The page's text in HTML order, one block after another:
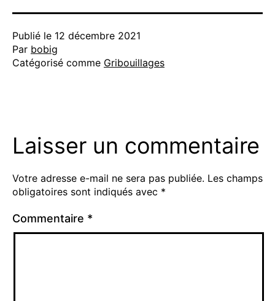
Publié le 12 décembre 2021
Par bobig
Catégorisé comme Gribouillages
Laisser un commentaire
Votre adresse e-mail ne sera pas publiée. Les champs
obligatoires sont indiqués avec *
Commentaire *